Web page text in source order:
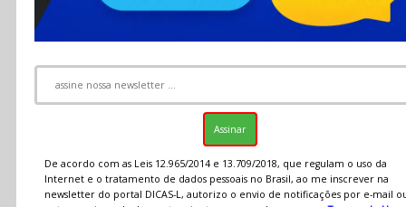
De acordo com as Leis 12.965/2014 e 13.709/2018, que regulam o uso da
Internet e o tratamento de dados pessoais no Brasil, ao me inscrever na
newsletter do portal DICAS-L, autorizo o envio de notificações por e-mail